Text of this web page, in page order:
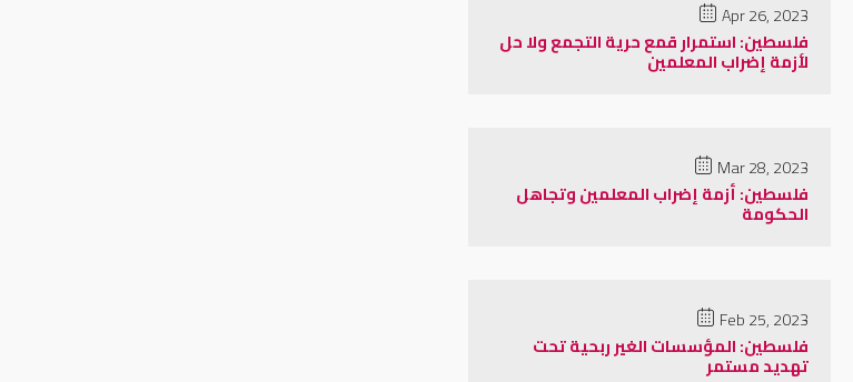
Apr 26, 2023
فلسطين: استمرار قمع حرية التجمع ولا حل
لأزمة إضراب المعلمين
Mar 28, 2023
فلسطين: أزمة إضراب المعلمين وتجاهل
الحكومة
Feb 25, 2023
فلسطين: المؤسسات الغير ربحية تحت
تهديد مستمر